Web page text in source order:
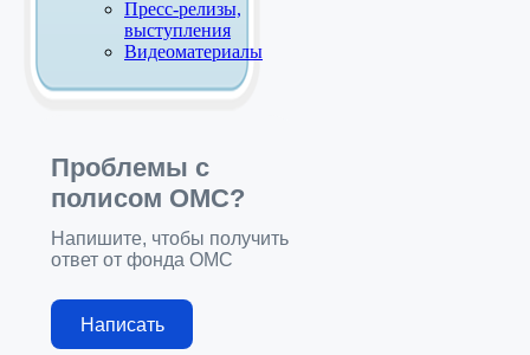
Пресс-релизы,
выступления
Видеоматериалы
Проблемы с
полисом ОМС?
Напишите, чтобы получить
ответ от фонда ОМС
Написать